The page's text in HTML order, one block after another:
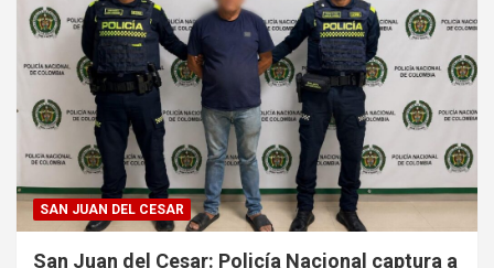
SAN JUAN DEL CESAR
San Juan del Cesar: Policía Nacional captura a